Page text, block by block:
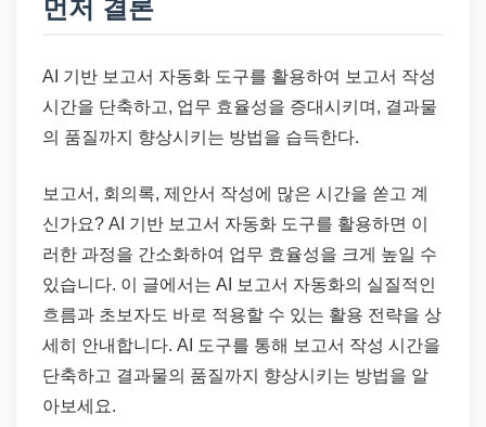
먼저 결론
AI 기반 보고서 자동화 도구를 활용하여 보고서 작성
시간을 단축하고, 업무 효율성을 증대시키며, 결과물
의 품질까지 향상시키는 방법을 습득한다.
보고서, 회의록, 제안서 작성에 많은 시간을 쏟고 계
신가요? AI 기반 보고서 자동화 도구를 활용하면 이
러한 과정을 간소화하여 업무 효율성을 크게 높일 수
있습니다. 이 글에서는 AI 보고서 자동화의 실질적인
흐름과 초보자도 바로 적용할 수 있는 활용 전략을 상
세히 안내합니다. AI 도구를 통해 보고서 작성 시간을
단축하고 결과물의 품질까지 향상시키는 방법을 알
아보세요.